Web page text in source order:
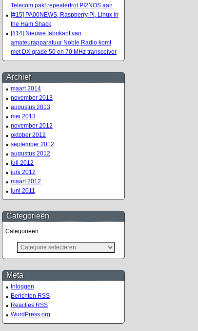
Telecom pakt repeatertrol PI2NOS aan
[#15] PA00NEWS, Raspberry Pi, Linux in
the Ham Shack
[#14] Nieuwe fabrikant van
amateurapparatuur Noble Radio komt
met DX grade 50 en 70 MHz transceiver
Archief
maart 2014
november 2013
augustus 2013
mei 2013
november 2012
oktober 2012
september 2012
augustus 2012
juli 2012
juni 2012
maart 2012
juni 2011
Categorieën
Categorieën
Meta
Inloggen
Berichten RSS
Reacties RSS
WordPress.org